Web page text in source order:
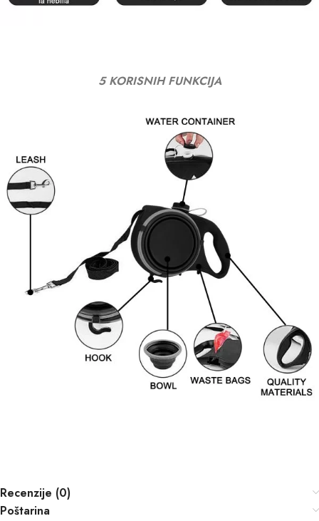
5 KORISNIH FUNKCIJA
Recenzije (0)
Poštarina